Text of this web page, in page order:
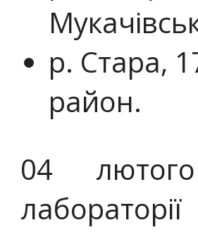
р. Стара,
район.
04